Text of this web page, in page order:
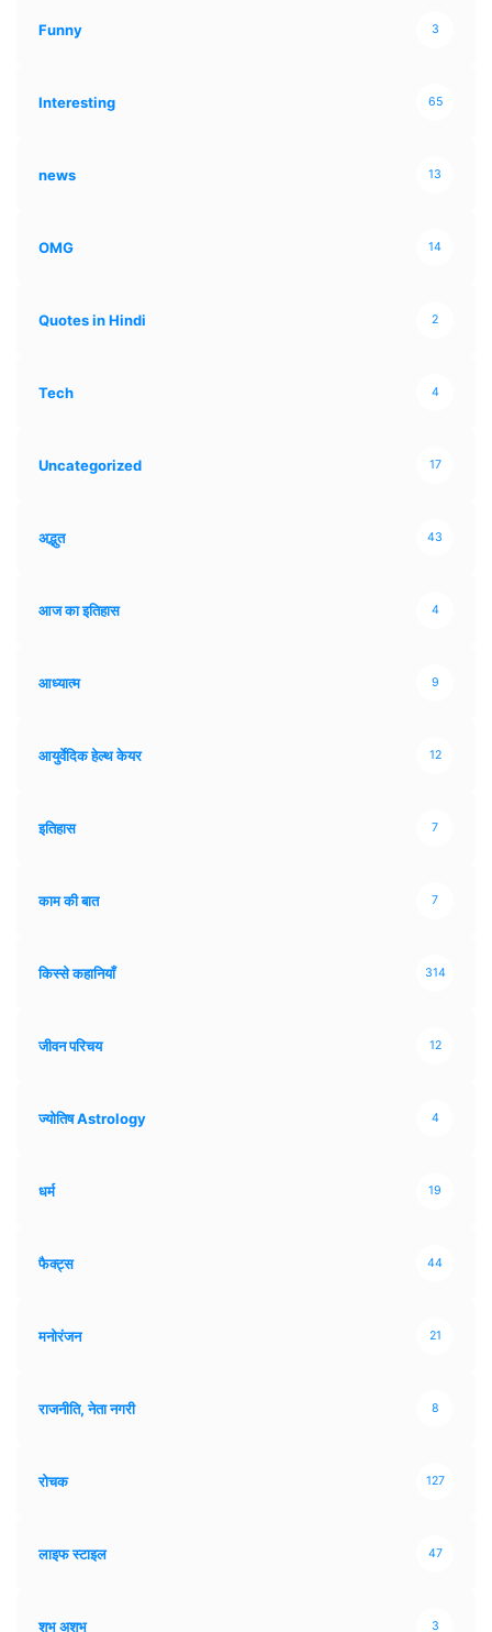
Funny 3
Interesting 65
news 13
OMG 14
Quotes in Hindi 2
Tech 4
Uncategorized 17
अद्भुत 43
आज का इतिहास 4
आध्यात्म 9
आयुर्वेदिक हेल्थ केयर 12
इतिहास 7
काम की बात 7
किस्से कहानियाँ 314
जीवन परिचय 12
ज्योतिष Astrology 4
धर्म 19
फैक्ट्स 44
मनोरंजन 21
राजनीति, नेता नगरी 8
रोचक 127
लाइफ स्टाइल 47
शुभ अशुभ 3